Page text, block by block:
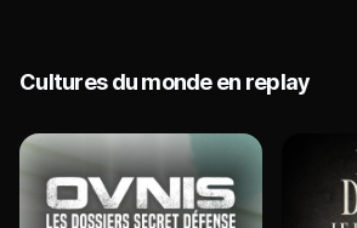
Cultures du monde en replay